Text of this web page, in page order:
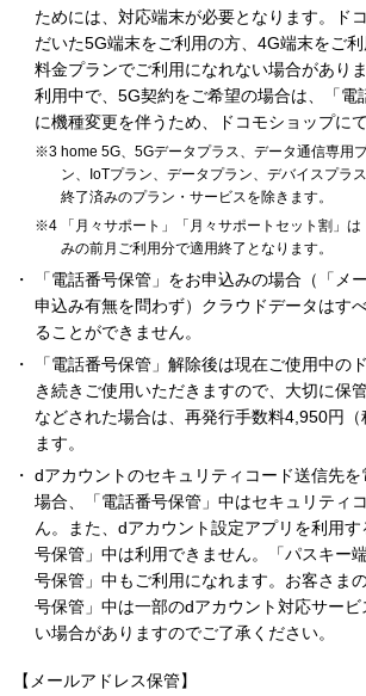
ためには、対応端末が必要となります。ド
だいた5G端末をご利用の方、4G端末をご
料金プランでご利用になれない場合があり
利用中で、5G契約をご希望の場合は、「電
に機種変更を伴うため、ドコモショップに
home 5G、5Gデータプラス、データ通信専用
ン、IoTプラン、データプラン、デバイスプラ
終了済みのプラン・サービスを除きます。
「月々サポート」「月々サポートセット割」
みの前月ご利用分で適用終了となります。
「電話番号保管」をお申込みの場合（「メ
申込み有無を問わず）クラウドデータはす
ることができません。
「電話番号保管」解除後は現在ご使用中の
き続きご使用いただきますので、大切に保
などされた場合は、再発行手数料4,950円（
ます。
dアカウントのセキュリティコード送信先
場合、「電話番号保管」中はセキュリティ
ん。また、dアカウント設定アプリを利用
号保管」中は利用できません。「パスキー
号保管」中もご利用になれます。お客さま
号保管」中は一部のdアカウント対応サー
い場合がありますのでご了承ください。
【メールアドレス保管】